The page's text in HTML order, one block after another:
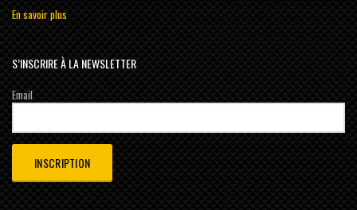
En savoir plus
S’INSCRIRE À LA NEWSLETTER
Email